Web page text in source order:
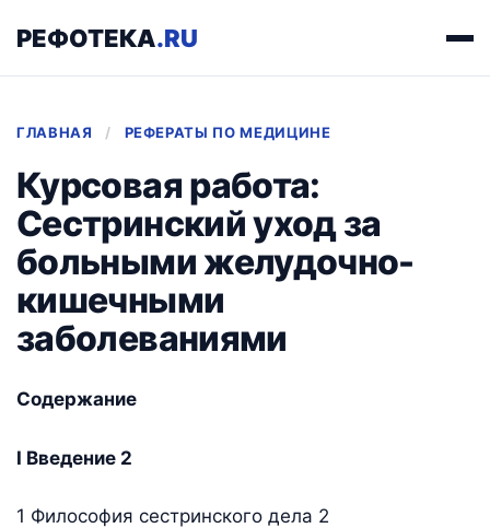
РЕФОТЕКА.RU
ГЛАВНАЯ / РЕФЕРАТЫ ПО МЕДИЦИНЕ
Курсовая работа:
Сестринский уход за
больными желудочно-
кишечными
заболеваниями
Содержание
I Введение 2
1 Философия сестринского дела 2